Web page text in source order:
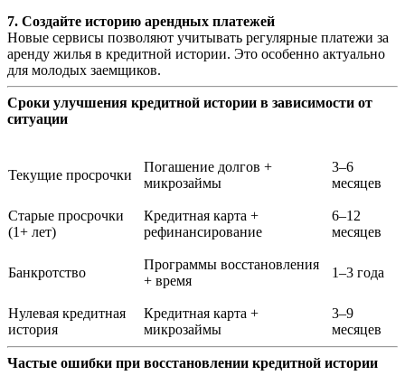
7. Создайте историю арендных платежей
Новые сервисы позволяют учитывать регулярные платежи за
аренду жилья в кредитной истории. Это особенно актуально
для молодых заемщиков.
Сроки улучшения кредитной истории в зависимости от
ситуации
Текущие просрочки
Погашение долгов +
микрозаймы
3–6
месяцев
Старые просрочки
(1+ лет)
Кредитная карта +
рефинансирование
6–12
месяцев
Банкротство
Программы восстановления
+ время
1–3 года
Нулевая кредитная
история
Кредитная карта +
микрозаймы
3–9
месяцев
Частые ошибки при восстановлении кредитной истории